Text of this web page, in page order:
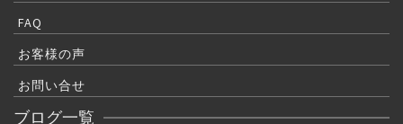
FAQ
お客様の声
お問い合せ
ブログ一覧